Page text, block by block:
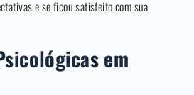
e se ficou satisfeito com sua
em